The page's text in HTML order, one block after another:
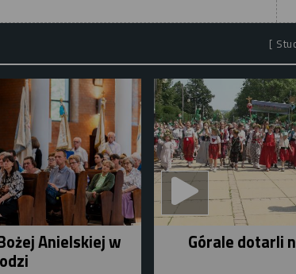
[
Anielskiej w Górale dotarli